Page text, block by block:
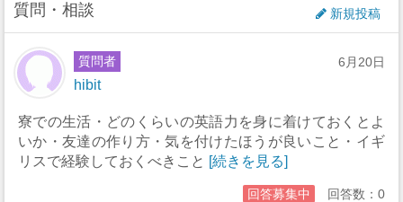
質問・相談 新規投稿
質問者
hibit
6月20日
寮での生活・どのくらいの英語力を身に着けておくとよ
いか・友達の作り方・気を付けたほうが良いこと・イギ
リスで経験しておくべきこと [続きを見る]
回答募集中 回答数：0